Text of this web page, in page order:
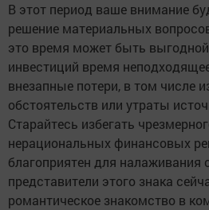
В этот период ваше внимание
решение материальных
это время может быть
инвестиций время
внезапные потери, в том числе
обстоятельств или утраты
Старайтесь избегать
нерациональных финансовых
благоприятен для налаживания
представители этого знака
романтическое знакомство в